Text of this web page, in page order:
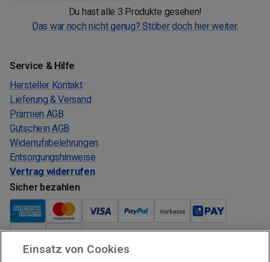
Du hast alle 3 Produkte gesehen!
Das war noch nicht genug? Stöber doch hier weiter.
Service & Hilfe
Hersteller Kontakt
Lieferung & Versand
Prämien AGB
Gutschein AGB
Widerrufsbelehrungen
Entsorgungshinweise
Vertrag widerrufen
Sicher bezahlen
Verkauf und Versand
Einsatz von Cookies